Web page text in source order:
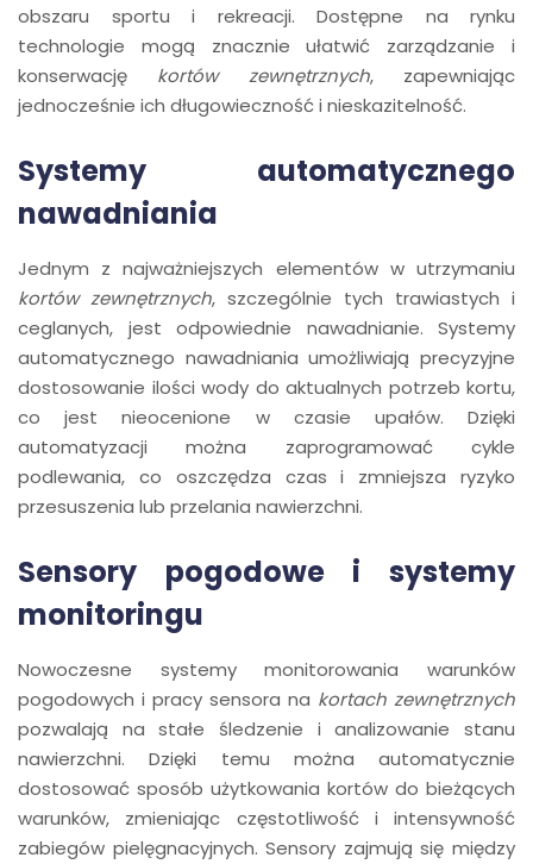
obszaru sportu i rekreacji. Dostępne na rynku
technologie mogą znacznie ułatwić zarządzanie i
konserwację kortów zewnętrznych, zapewniając
jednocześnie ich długowieczność i nieskazitelność.
Systemy automatycznego
nawadniania
Jednym z najważniejszych elementów w utrzymaniu
kortów zewnętrznych, szczególnie tych trawiastych i
ceglanych, jest odpowiednie nawadnianie. Systemy
automatycznego nawadniania umożliwiają precyzyjne
dostosowanie ilości wody do aktualnych potrzeb kortu,
co jest nieocenione w czasie upałów. Dzięki
automatyzacji można zaprogramować cykle
podlewania, co oszczędza czas i zmniejsza ryzyko
przesuszenia lub przelania nawierzchni.
Sensory pogodowe i systemy
monitoringu
Nowoczesne systemy monitorowania warunków
pogodowych i pracy sensora na kortach zewnętrznych
pozwalają na stałe śledzenie i analizowanie stanu
nawierzchni. Dzięki temu można automatycznie
dostosować sposób użytkowania kortów do bieżących
warunków, zmieniając częstotliwość i intensywność
zabiegów pielęgnacyjnych. Sensory zajmują się między